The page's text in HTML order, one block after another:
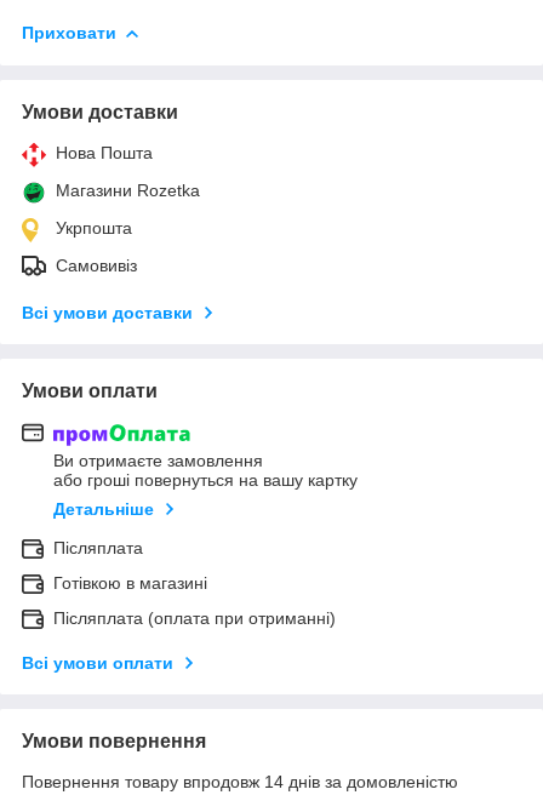
Приховати
Умови доставки
Нова Пошта
Магазини Rozetka
Укрпошта
Самовивіз
Всі умови доставки
Умови оплати
Ви отримаєте замовлення
або гроші повернуться на вашу картку
Детальніше
Післяплата
Готівкою в магазині
Післяплата (оплата при отриманні)
Всі умови оплати
Умови повернення
Повернення товару впродовж 14 днів за домовленістю